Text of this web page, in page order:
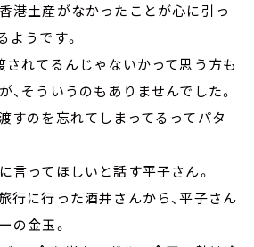
港土産がなかったことが心に引っ
ようです。
されてるんじゃないかって思う方も
、そういうのもありませんでした。
すのを忘れてしまってるってパタ
言ってほしいと話す平子さん。
行に行った酒井さんから、平子さん
の金玉。